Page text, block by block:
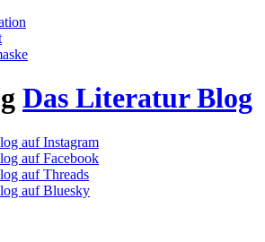
Das Literatur Blog
auf Instagram
auf Facebook
auf Threads
auf Bluesky